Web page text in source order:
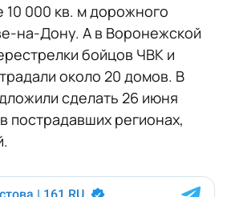
000 кв. м дорожного
на-Дону. А в Воронежской
бойцов ЧВК и
около 20 домов. В
сделать 26 июня
пострадавших регионах,